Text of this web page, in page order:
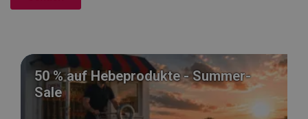
50 % auf Hebeprodukte - Summer-
Sale